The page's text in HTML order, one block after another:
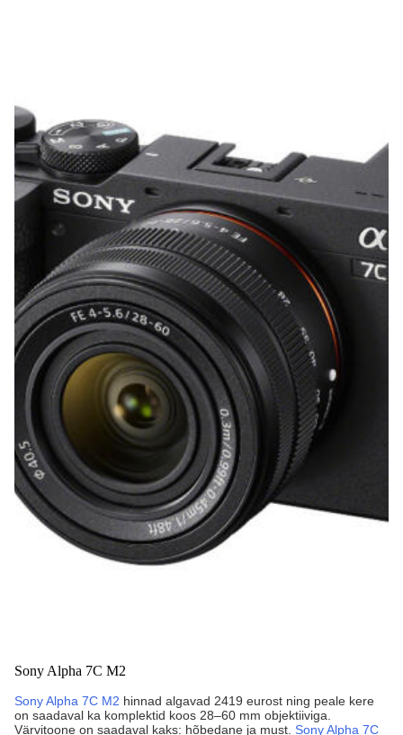
Sony Alpha 7C M2
Sony Alpha 7C M2 hinnad algavad 2419 eurost ning peale kere
on saadaval ka komplektid koos 28–60 mm objektiiviga.
Värvitoone on saadaval kaks: hõbedane ja must. Sony Alpha 7C